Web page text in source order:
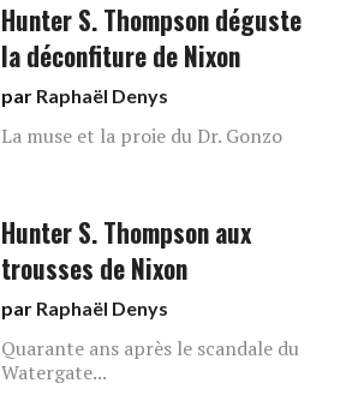
Hunter S. Thompson déguste
la déconfiture de Nixon
par Raphaël Denys
La muse et la proie du Dr. Gonzo
Hunter S. Thompson aux
trousses de Nixon
par Raphaël Denys
Quarante ans après le scandale du
Watergate...